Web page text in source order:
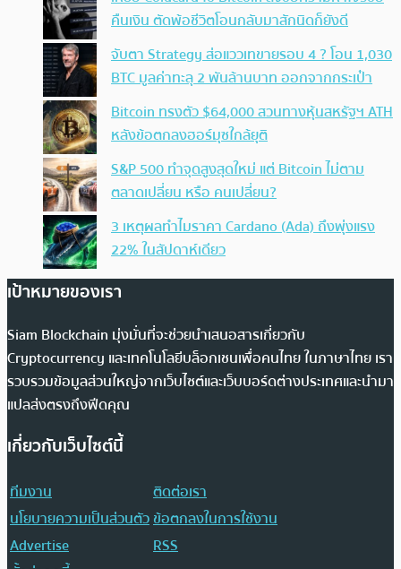
คืนเงิน ตัดพ้อชีวิตโอนกลับมาสักนิดก็ยังดี
จับตา Strategy ส่อแววเทขายรอบ 4 ? โอน 1,030
BTC มูลค่าทะลุ 2 พันล้านบาท ออกจากกระเป๋า
Bitcoin ทรงตัว $64,000 สวนทางหุ้นสหรัฐฯ ATH
หลังข้อตกลงฮอร์มุซใกล้ยุติ
S&P 500 ทำจุดสูงสุดใหม่ แต่ Bitcoin ไม่ตาม
ตลาดเปลี่ยน หรือ คนเปลี่ยน?
3 เหตุผลทำไมราคา Cardano (Ada) ถึงพุ่งแรง
22% ในสัปดาห์เดียว
เป้าหมายของเรา
Siam Blockchain มุ่งมั่นที่จะช่วยนำเสนอสารเกี่ยวกับ
Cryptocurrency และเทคโนโลยีบล็อกเชนเพื่อคนไทย ในภาษาไทย เรา
รวบรวมข้อมูลส่วนใหญ่จากเว็บไซต์และเว็บบอร์ดต่างประเทศและนำมา
แปลส่งตรงถึงฟีดคุณ
เกี่ยวกับเว็บไซต์นี้
ทีมงาน
ติดต่อเรา
นโยบายความเป็นส่วนตัวข้อตกลงในการใช้งาน
Advertise
RSS